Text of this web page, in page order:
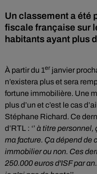
Un classement a été
fiscale française sur
habitants ayant plus
À partir du 1er janvier
n’existera plus et sera
fortune immobilière. Une
plus d’un et c’est le cas
Stéphane Richard. Ce
d’RTL : ‘’ à titre personnel,
ma facture. Ça dépend de
immobilier ou non. Ces
250.000 euros d'ISF par